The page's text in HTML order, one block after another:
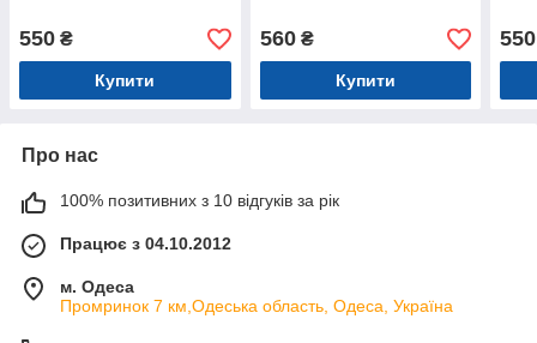
550 ₴
Купити
560₴
Купити
550
Про нас
100% позитивних з 10 відгуків за рік
Працює з 04.10.2012
м. Одеса
Промринок 7 км,Одеська область, Одеса, Україна